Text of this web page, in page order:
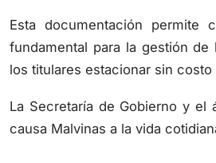
fundamental para la gestión
los titulares estacionar sin
causa Malvinas a la vida